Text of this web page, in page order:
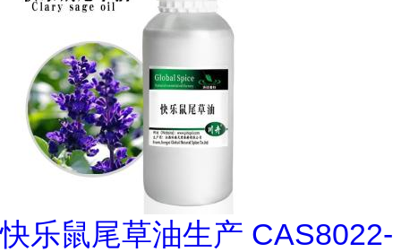
快乐鼠尾草油生产 CAS8022-